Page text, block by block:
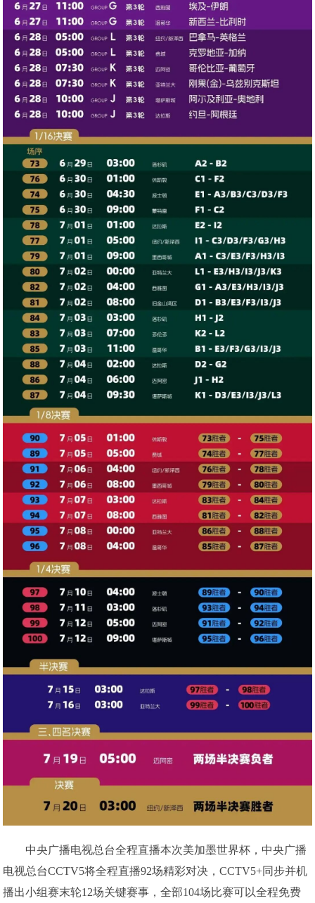
中央广播电视总台全程直播本次美加墨世界杯，中央广播
电视总台CCTV5将全程直播92场精彩对决，CCTV5+同步并机
播出小组赛末轮12场关键赛事，全部104场比赛可以全程免费